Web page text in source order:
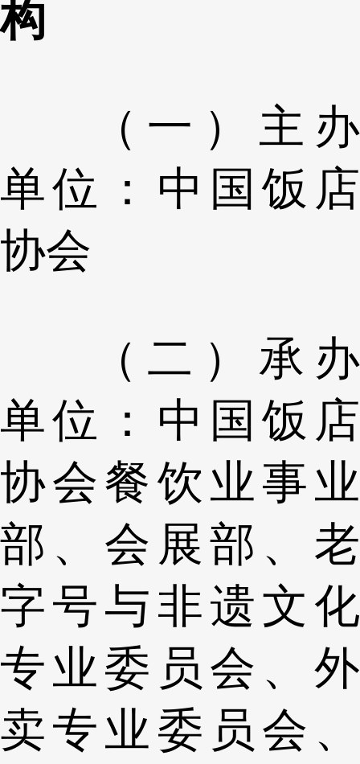
构
（一）主办
单位：中国饭店
协会
（二）承办
单位：中国饭店
协会餐饮业事业
部、会展部、老
字号与非遗文化
专业委员会、外
卖专业委员会、